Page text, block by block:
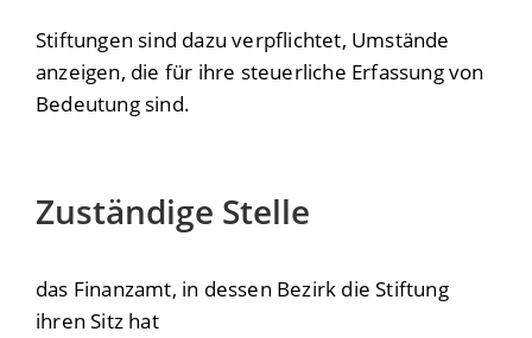
Stiftungen sind dazu verpflichtet, Umstände
anzeigen, die für ihre steuerliche Erfassung von
Bedeutung sind.
Zuständige Stelle
das Finanzamt, in dessen Bezirk die Stiftung
ihren Sitz hat